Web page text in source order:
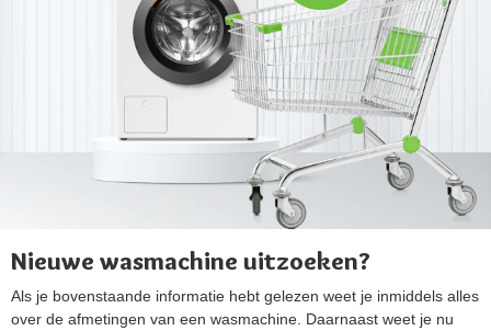
Nieuwe wasmachine uitzoeken?
Als je bovenstaande informatie hebt gelezen weet je inmiddels alles
over de afmetingen van een wasmachine. Daarnaast weet je nu